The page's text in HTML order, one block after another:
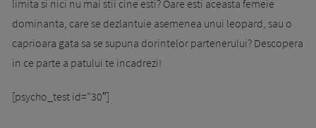
limita si nici nu mai stii cine esti? Oare esti aceasta femeie
dominanta, care se dezlantuie asemenea unui leopard, sau o
caprioara gata sa se supuna dorintelor partenerului? Descopera
in ce parte a patului te incadrezi!
[psycho_test id=”30″]